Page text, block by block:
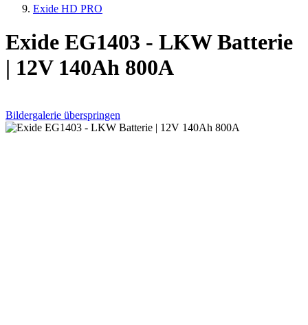
Exide HD PRO
Exide EG1403 - LKW Batterie
| 12V 140Ah 800A
Bildergalerie überspringen